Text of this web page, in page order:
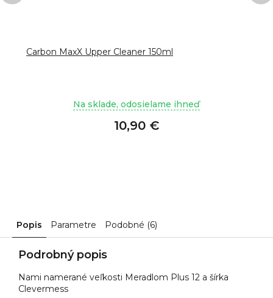
Carbon MaxX Upper Cleaner 150ml
Na sklade, odosielame ihneď
10,90 €
Popis Parametre Podobné (6)
Podrobný popis
Nami namerané veľkosti Meradlom Plus 12 a šírka
Clevermess